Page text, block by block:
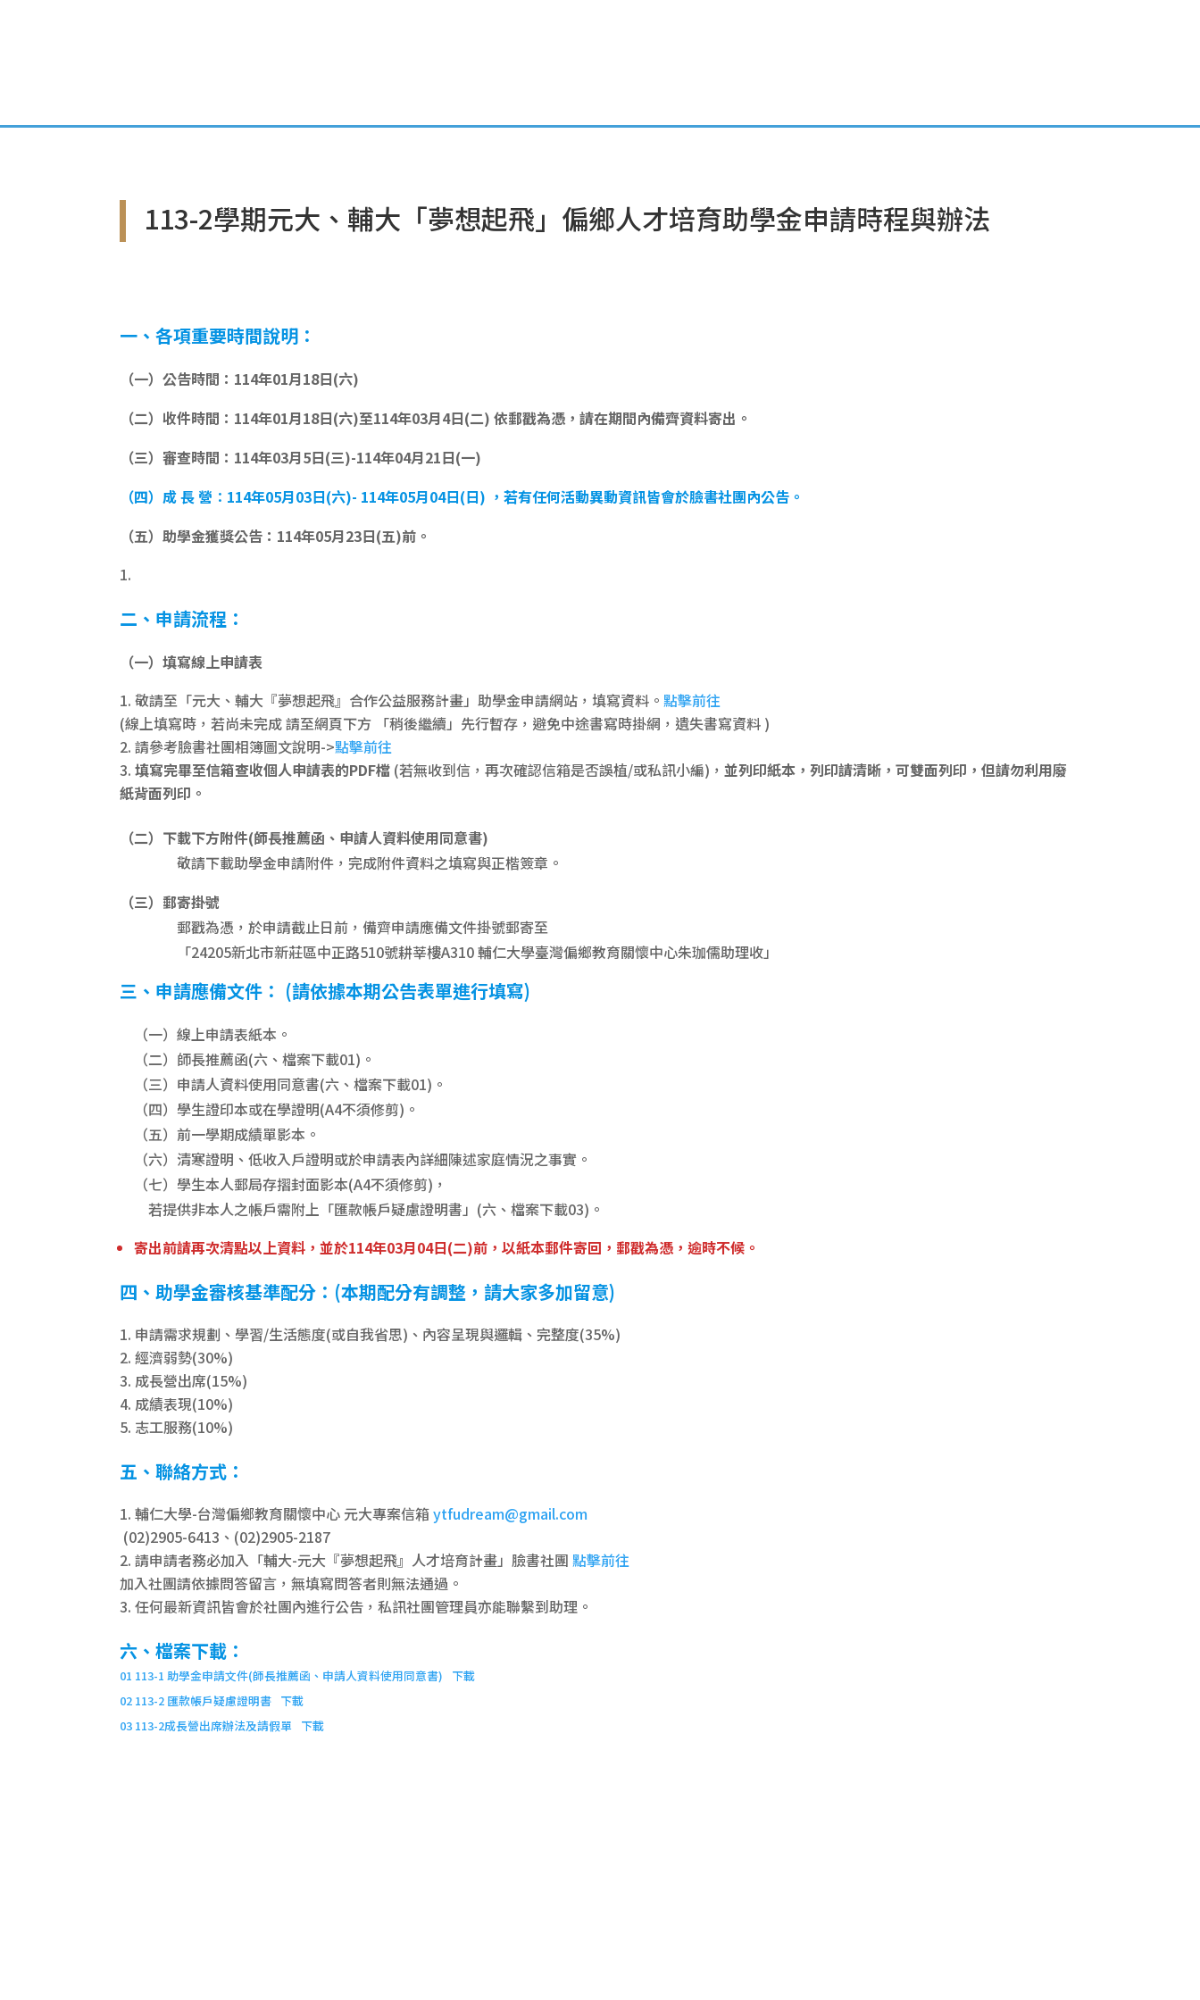
113-2學期元大、輔大「夢想起飛」偏鄉人才培育助學金申請時程與辦法
一、各項重要時間說明：
（一）公告時間：114年01月18日(六)
（二）收件時間：114年01月18日(六)至114年03月4日(二) 依郵戳為憑，請在期間內備齊資料寄出。
（三）審查時間：114年03月5日(三)-114年04月21日(一)
（四）成 長 營 ： 114年05月03日(六)- 114年05月04日(日) ，若有任何活動異動資訊皆會於臉書社團內公告。
（五）助學金獲獎公告：114年05月23日(五)前。
二、申請流程：
（一）填寫線上申請表
敬請至「元大、輔大『夢想起飛』合作公益服務計畫」助學金申請網站，填寫資料。點擊前往
(線上填寫時，若尚未完成 請至網頁下方 「稍後繼續」先行暫存，避免中途書寫時掛網，遺失書寫資料 )
請參考臉書社團相簿圖文說明->點擊前往
填寫完畢至信箱查收個人申請表的PDF檔 (若無收到信，再次確認信箱是否誤植/或私訊小編)，並列印紙本，列印請清晰，可雙面列印，但請勿利用廢
紙背面列印。
（二）下載下方附件(師長推薦函、申請人資料使用同意書)
敬請下載助學金申請附件，完成附件資料之填寫與正楷簽章。
（三）郵寄掛號
郵戳為憑，於申請截止日前，備齊申請應備文件掛號郵寄至
「24205新北市新莊區中正路510號耕莘樓A310 輔仁大學臺灣偏鄉教育關懷中心朱珈儒助理收」
三、申請應備文件： (請依據本期公告表單進行填寫)
（一）線上申請表紙本。
（二）師長推薦函(六、檔案下載01)。
（三）申請人資料使用同意書(六、檔案下載01)。
（四）學生證印本或在學證明(A4不須修剪)。
（五）前一學期成績單影本。
（六）清寒證明、低收入戶證明或於申請表內詳細陳述家庭情況之事實。
（七）學生本人郵局存摺封面影本(A4不須修剪)，
若提供非本人之帳戶需附上「匯款帳戶疑慮證明書」(六、檔案下載03)。
寄出前請再次清點以上資料，並於114年03月04日(二)前，以紙本郵件寄回，郵戳為憑，逾時不候。
四、助學金審核基準配分：(本期配分有調整，請大家多加留意)
申請需求規劃、學習/生活態度(或自我省思)、內容呈現與邏輯、完整度(35%)
經濟弱勢(30%)
成長營出席(15%)
成績表現(10%)
志工服務(10%)
五、聯絡方式：
輔仁大學-台灣偏鄉教育關懷中心 元大專案信箱ytfudream@gmail.com
(02)2905-6413、(02)2905-2187
請申請者務必加入「輔大-元大『夢想起飛』人才培育計畫」臉書社團點擊前往
加入社團請依據問答留言，無填寫問答者則無法通過。
任何最新資訊皆會於社團內進行公告，私訊社團管理員亦能聯繫到助理。
六、檔案下載：
01 113-1 助學金申請文件(師長推薦函、申請人資料使用同意書)
下載
02 113-2 匯款帳戶疑慮證明書 下載
03 113-2成長營出席辦法及請假單 下載